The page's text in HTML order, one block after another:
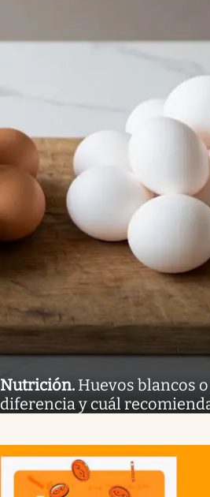
Nutrición. Huevos blancos
diferencia y cuál